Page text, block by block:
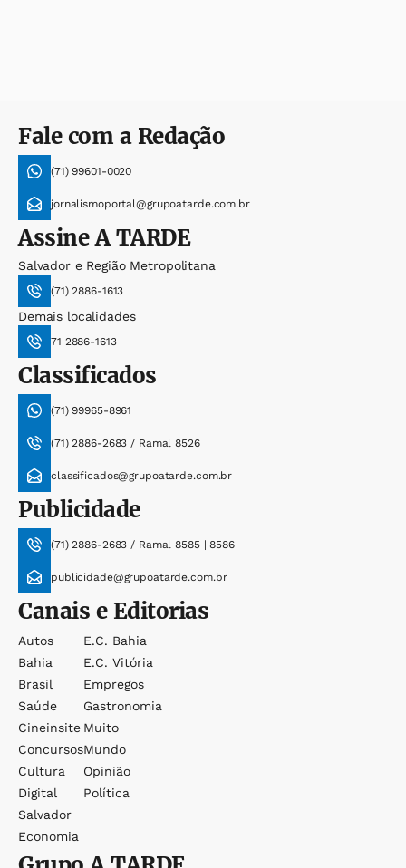
Fale com a Redação
(71) 99601-0020
jornalismoportal@grupoatarde.com.br
AssineA TARDE
Salvador e Região Metropolitana
(71) 2886-1613
Demais localidades
71 2886-1613
Classificados
(71) 99965-8961
(71) 2886-2683 / Ramal 8526
classificados@grupoatarde.com.br
Publicidade
(71) 2886-2683 / Ramal 8585 | 8586
publicidade@grupoatarde.com.br
Canais e Editorias
Autos
Bahia
Brasil
Saúde
Cineinsite
Concursos
Cultura
Digital
Salvador
Economia
E.c. Bahia
E.c. Vitória
Empregos
Gastronomia
Muito
Mundo
Opinião
Política